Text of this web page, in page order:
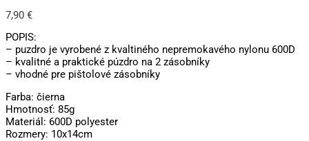
7,90 €
POPIS:
– puzdro je vyrobené z kvaltiného nepremokavého nylonu 600D
– kvalitné a praktické púzdro na 2 zásobníky
– vhodné pre pištolové zásobníky
Farba: čierna
Hmotnosť: 85g
Materiál: 600D polyester
Rozmery: 10x14cm